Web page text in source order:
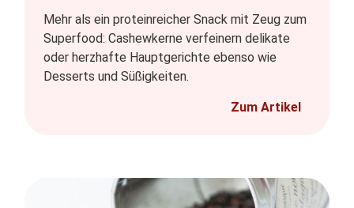
Mehr als ein proteinreicher Snack mit Zeug zum
Superfood: Cashewkerne verfeinern delikate
oder herzhafte Hauptgerichte ebenso wie
Desserts und Süßigkeiten.
Zum Artikel